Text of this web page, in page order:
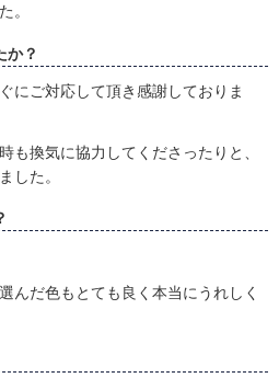
。
か？
にご対応して頂き感謝しておりま
も換気に協力してくださったりと、
した。
んだ色もとても良く本当にうれしく